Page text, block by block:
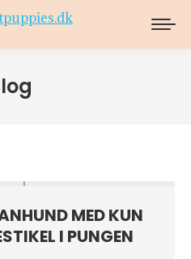
MED KUN
I PUNGEN